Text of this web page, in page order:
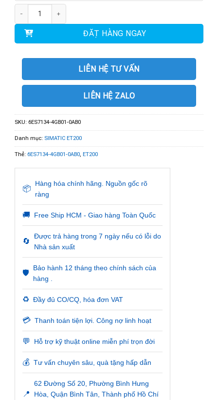
ĐẶT HÀNG NGAY
LIÊN HỆ TƯ VẤN
LIÊN HỆ ZALO
SKU: 6ES7134-4GB01-0AB0
Danh mục: SIMATIC ET200
Thẻ: 6ES7134-4GB01-0AB0, ET200
📦
Hàng hóa chính hãng. Nguồn gốc rõ
ràng
🚚 Free Ship HCM - Giao hàng Toàn Quốc
🔄
Được trả hàng trong 7 ngày nếu có lỗi do
Nhà sản xuất
🛡️
Bảo hành 12 tháng theo chính sách của
hàng .
♻️ Đầy đủ CO/CQ, hóa đơn VAT
💳 Thanh toán tiện lợi. Công nợ linh hoạt
💬 Hỗ trợ kỹ thuật online miễn phí trọn đời
💰 Tư vấn chuyên sâu, quà tặng hấp dẫn
📍
62 Đường Số 20, Phường Bình Hưng
Hòa, Quận Bình Tân, Thành phố Hồ Chí